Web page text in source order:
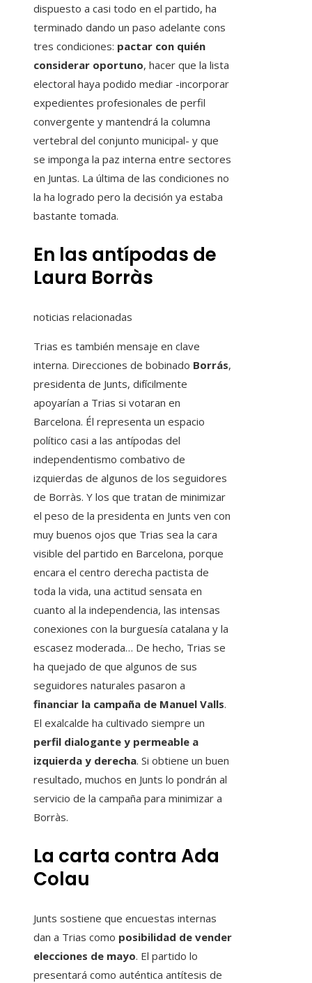
dispuesto a casi todo en el partido, ha
terminado dando un paso adelante cons
tres condiciones: pactar con quién
considerar oportuno, hacer que la lista
electoral haya podido mediar -incorporar
expedientes profesionales de perfil
convergente y mantendrá la columna
vertebral del conjunto municipal- y que
se imponga la paz interna entre sectores
en Juntas. La última de las condiciones no
la ha logrado pero la decisión ya estaba
bastante tomada.
En las antípodas de
Laura Borràs
noticias relacionadas
Trias es también mensaje en clave
interna. Direcciones de bobinado Borrás,
presidenta de Junts, difícilmente
apoyarían a Trias si votaran en
Barcelona. Él representa un espacio
político casi a las antípodas del
independentismo combativo de
izquierdas de algunos de los seguidores
de Borràs. Y los que tratan de minimizar
el peso de la presidenta en Junts ven con
muy buenos ojos que Trias sea la cara
visible del partido en Barcelona, ​​​​porque
encara el centro derecha pactista de
toda la vida, una actitud sensata en
cuanto al la independencia, las intensas
conexiones con la burguesía catalana y la
escasez moderada… De hecho, Trias se
ha quejado de que algunos de sus
seguidores naturales pasaron a
financiar la campaña de Manuel Valls.
El exalcalde ha cultivado siempre un
perfil dialogante y permeable a
izquierda y derecha. Si obtiene un buen
resultado, muchos en Junts lo pondrán al
servicio de la campaña para minimizar a
Borràs.
La carta contra Ada
Colau
Junts sostiene que encuestas internas
dan a Trias como posibilidad de vender
elecciones de mayo. El partido lo
presentará como auténtica antítesis de